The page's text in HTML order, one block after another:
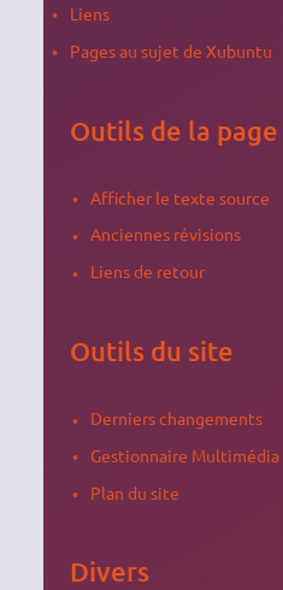
Liens
Pages au sujet de Xubuntu
Outils de la page
Afficher le texte source
Anciennes révisions
Liens de retour
Outils du site
Derniers changements
Gestionnaire Multimédia
Plan du site
Divers